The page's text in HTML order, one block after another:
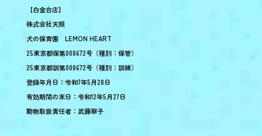
【白金台店】
株式会社天照
犬の保育園 LEMON HEART
25東京都保第008672号（種別：保管）
25東京都訓第008672号（種別：訓練）
登録年月日：令和7年5月28日
有効期間の末日：令和12年5月27日
動物取扱責任者：武藤翠子